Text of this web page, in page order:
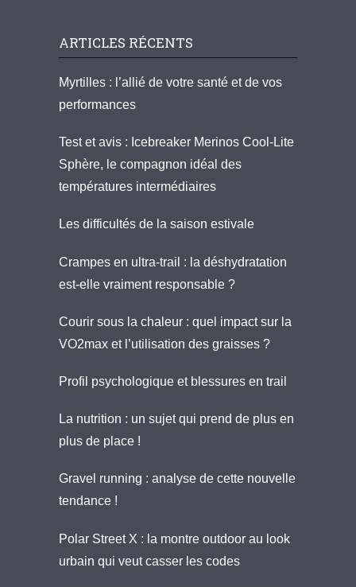
ARTICLES RÉCENTS
Myrtilles : l’allié de votre santé et de vos
performances
Test et avis : Icebreaker Merinos Cool-Lite
Sphère, le compagnon idéal des
températures intermédiaires
Les difficultés de la saison estivale
Crampes en ultra-trail : la déshydratation
est-elle vraiment responsable ?
Courir sous la chaleur : quel impact sur la
VO2max et l’utilisation des graisses ?
Profil psychologique et blessures en trail
La nutrition : un sujet qui prend de plus en
plus de place !
Gravel running : analyse de cette nouvelle
tendance !
Polar Street X : la montre outdoor au look
urbain qui veut casser les codes